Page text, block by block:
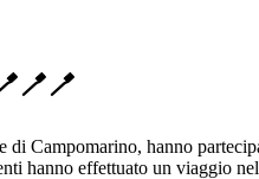
di Campomarino, hanno
hanno effettuato un viaggio